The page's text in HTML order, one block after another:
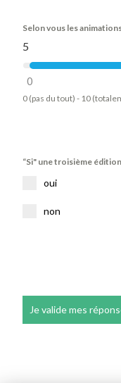
Selon vous les
0
5
0 (pas du tout) - 10
“Si" une troisième
oui
non
Je valide mes